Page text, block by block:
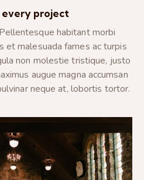
every project
habitant morbi
malesuada fames ac turpis
non molestie tristique, justo
augue magna accumsan
neque at, lobortis tortor.